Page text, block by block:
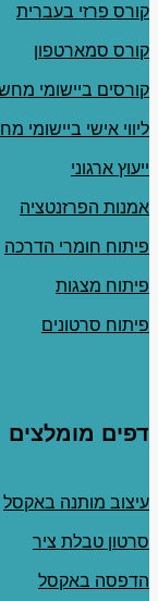
קורס פרזי בעברית
קורס סמארטפון
קורסים ביישומי
ליווי אישי ביישומי
ייעוץ ארגוני
אמנות הפרזנטציה
פיתוח חומרי הדרכה
פיתוח מצגות
פיתוח סרטונים
דפים מומלצים
עיצוב מותנה באקסל
סרטון טבלת ציר
הדפסה באקסל